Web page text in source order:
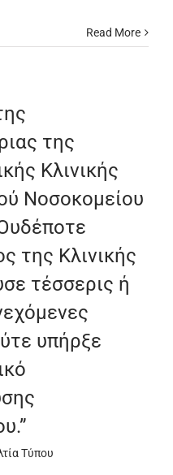
Read More
της
Κλινικής
Νοσοκομείου
της Κλινικής
τέσσερις ή
υπήρξε
Τύπου